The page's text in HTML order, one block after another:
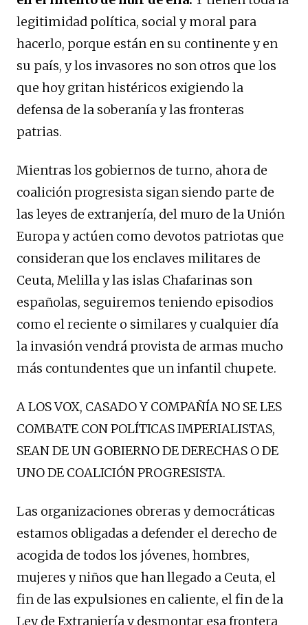
legitimidad política, social y moral para
hacerlo, porque están en su continente y en
su país, y los invasores no son otros que los
que hoy gritan histéricos exigiendo la
defensa de la soberanía y las fronteras
patrias.
Mientras los gobiernos de turno, ahora de
coalición progresista sigan siendo parte de
las leyes de extranjería, del muro de la Unión
Europa y actúen como devotos patriotas que
consideran que los enclaves militares de
Ceuta, Melilla y las islas Chafarinas son
españolas, seguiremos teniendo episodios
como el reciente o similares y cualquier día
la invasión vendrá provista de armas mucho
más contundentes que un infantil chupete.
A LOS VOX, CASADO Y COMPAÑÍA NO SE LES
COMBATE CON POLÍTICAS IMPERIALISTAS,
SEAN DE UN GOBIERNO DE DERECHAS O DE
UNO DE COALICIÓN PROGRESISTA.
Las organizaciones obreras y democráticas
estamos obligadas a defender el derecho de
acogida de todos los jóvenes, hombres,
mujeres y niños que han llegado a Ceuta, el
fin de las expulsiones en caliente, el fin de la
Ley de Extranjería y desmontar esa frontera